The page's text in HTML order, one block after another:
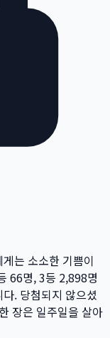
는 소소한 기쁨이
66명, 3등 2,898명
. 당첨되지 않으셨
장은 일주일을 살아